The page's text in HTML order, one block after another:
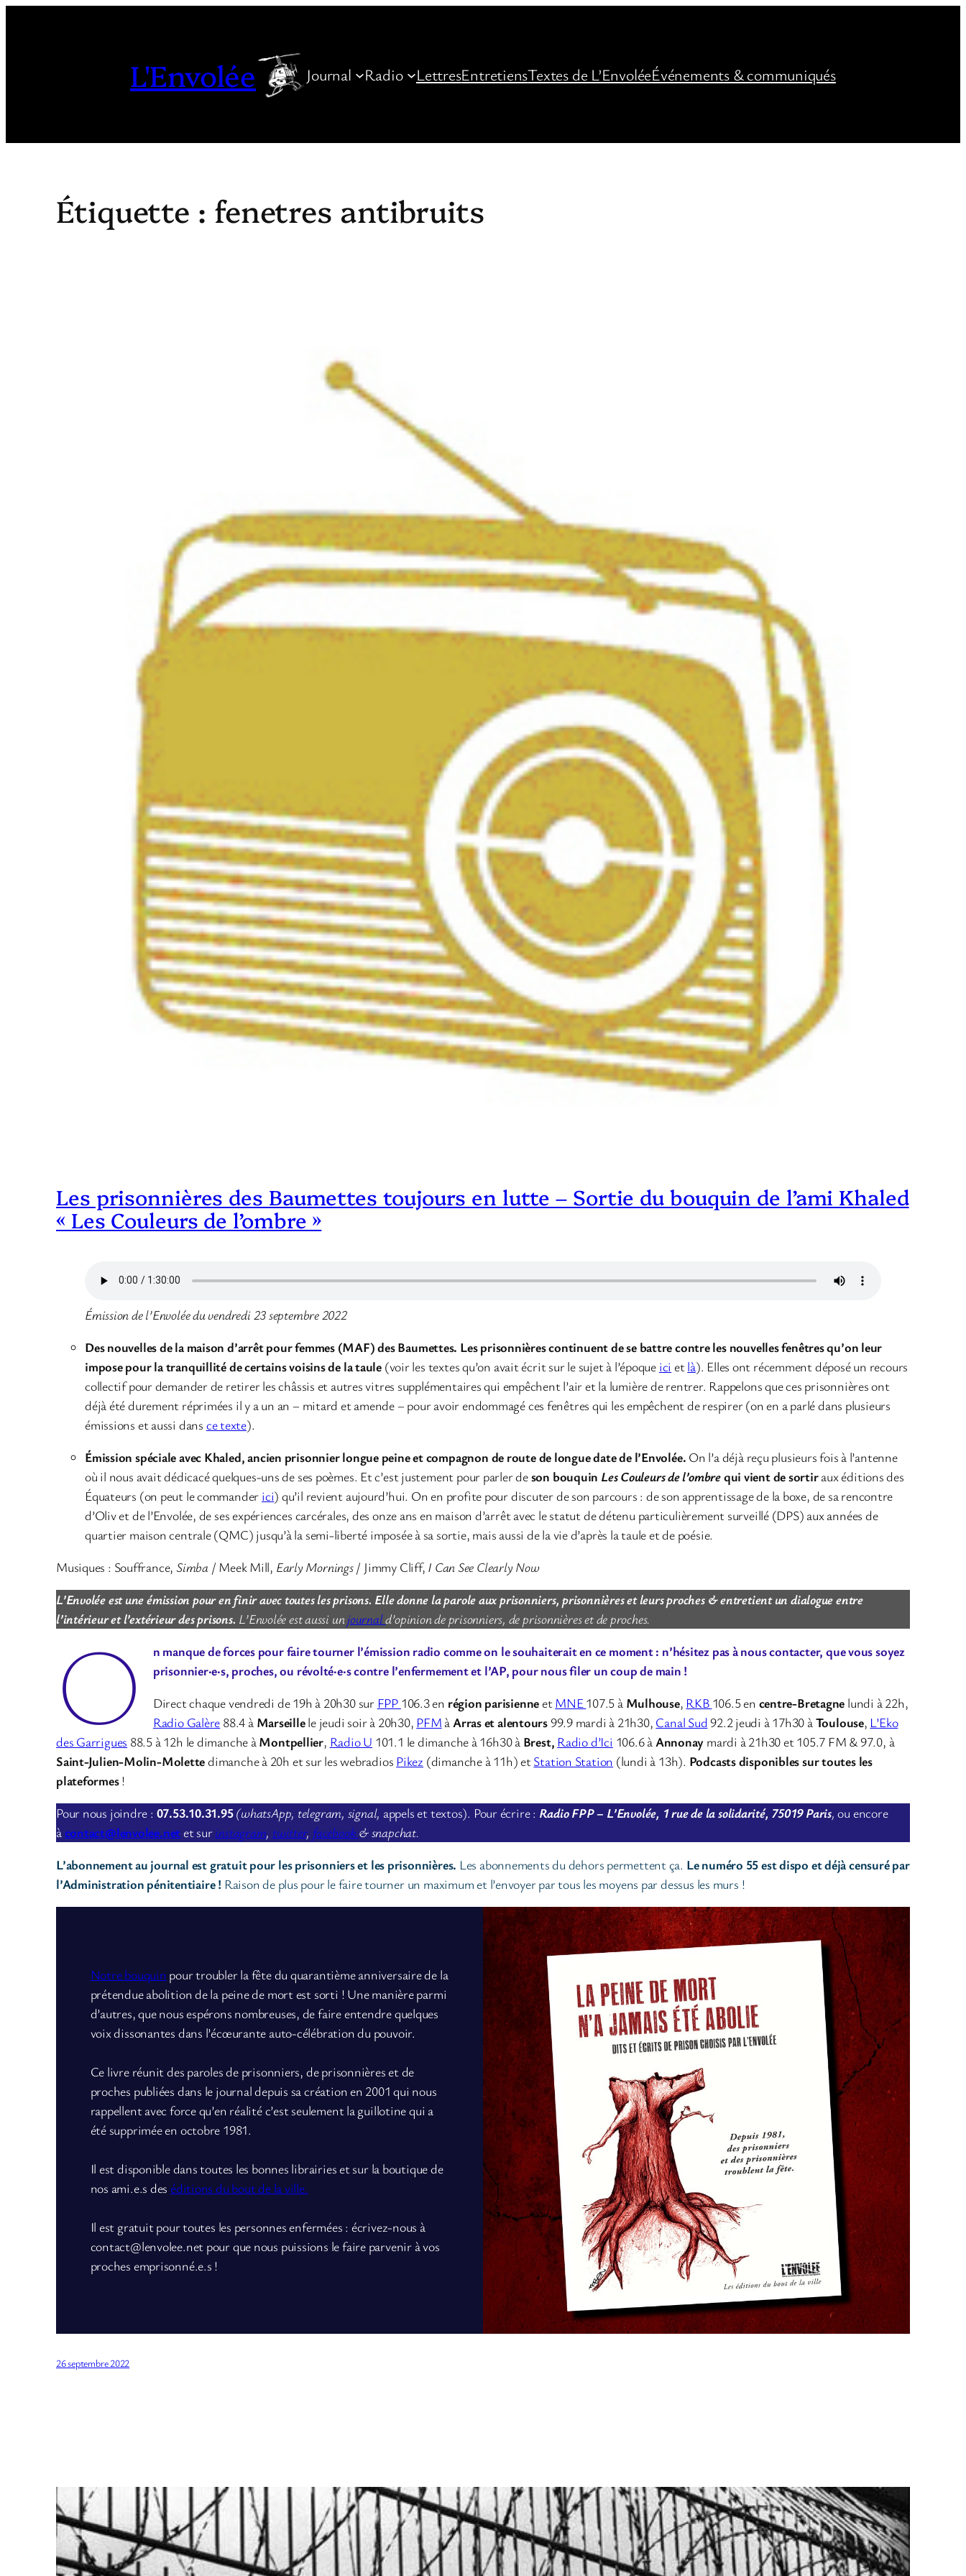
L'Envolée Journal Radio LettresEntretiensTextes de L’EnvoléeÉvénements & communiqués
Étiquette : fenetres antibruits
Les prisonnières des Baumettes toujours en lutte – Sortie du bouquin de l’ami Khaled
« Les Couleurs de l’ombre »
Émission de l’Envolée du vendredi 23 septembre 2022
Des nouvelles de la maison d’arrêt pour femmes (MAF) des Baumettes. Les prisonnières continuent de se battre contre les nouvelles fenêtres qu’on leur
impose pour la tranquillité de certains voisins de la taule (voir les textes qu’on avait écrit sur le sujet à l’époque ici et là). Elles ont récemment déposé un recours
collectif pour demander de retirer les châssis et autres vitres supplémentaires qui empêchent l’air et la lumière de rentrer. Rappelons que ces prisonnières ont
déjà été durement réprimées il y a un an – mitard et amende – pour avoir endommagé ces fenêtres qui les empêchent de respirer (on en a parlé dans plusieurs
émissions et aussi dans ce texte).
Émission spéciale avec Khaled, ancien prisonnier longue peine et compagnon de route de longue date de l’Envolée. On l’a déjà reçu plusieurs fois à l’antenne
où il nous avait dédicacé quelques-uns de ses poèmes. Et c’est justement pour parler deson bouquin Les Couleurs de l’ombrequi vient de sortiraux éditions des
Équateurs (on peut le commander ici) qu’il revient aujourd’hui. On en profite pour discuter de son parcours : de son apprentissage de la boxe, de sa rencontre
d’Oliv et de l’Envolée, de ses expériences carcérales, des onze ans en maison d’arrêt avec le statut de détenu particulièrement surveillé (DPS) aux années de
quartier maison centrale (QMC) jusqu’à la semi-liberté imposée à sa sortie, mais aussi de la vie d’après la taule et de poésie.
Musiques : Souffrance, Simba/ Meek Mill, Early Mornings/ Jimmy Cliff, I Can See Clearly Now
L’Envolée est une émission pour en finir avec toutes les prisons. Elle donne la parole aux prisonniers, prisonnières et leurs proches & entretient un dialogue entre
l’intérieur et l’extérieur des prisons. L’Envolée est aussi unjournald’opinion de prisonniers, de prisonnières et de proches.
O
n manque de forces pour faire tourner l’émission radio comme on le souhaiterait en ce moment : n’hésitez pas à nous contacter, que vous soyez
prisonnier·e·s, proches, ou révolté·e·s contre l’enfermement et l’AP, pour nous filer un coup de main !
Direct chaque vendredi de 19h à 20h30 sur FPP 106.3 en région parisienne et MNE 107.5 à Mulhouse, RKB 106.5 en centre-Bretagne lundi à 22h,
Radio Galère 88.4 à Marseillele jeudi soir à 20h30, PFM à Arras et alentours 99.9 mardi à 21h30, Canal Sud 92.2 jeudi à 17h30 à Toulouse, L’Eko
des Garrigues 88.5 à 12h le dimanche à Montpellier, Radio U 101.1 le dimanche à 16h30 à Brest, Radio d’Ici 106.6 à Annonay mardi à 21h30 et 105.7 FM & 97.0, à
Saint-Julien-Molin-Molettedimanche à 20h et sur les webradios Pikez (dimanche à 11h) et Station Station (lundi à 13h). Podcasts disponibles sur toutes les
plateformes!
Pour nous joindre : 07.53.10.31.95(whatsApp, telegram, signal, appels et textos). Pour écrire : Radio FPP – L’Envolée, 1 rue de la solidarité, 75019 Paris, ou encore
à contact@lenvolee.net et sur instagram, twitter, facebook & snapchat.
L’abonnement au journal est gratuit pour les prisonniers et les prisonnières. Les abonnements du dehors permettent ça. Le numéro 55 est dispo et déjà censuré par
l’Administration pénitentiaire ! Raison de plus pour le faire tourner un maximum et l’envoyer par tous les moyens par dessus les murs !
Notre bouquin pour troubler la fête du quarantième anniversaire de la
prétendue abolition de la peine de mort est sorti ! Une manière parmi
d’autres, que nous espérons nombreuses, de faire entendre quelques
voix dissonantes dans l’écœurante auto-célébration du pouvoir.
Ce livre réunit des paroles de prisonniers, de prisonnières et de
proches publiées dans le journal depuis sa création en 2001 qui nous
rappellent avec force qu’en réalité c’est seulement la guillotine qui a
été supprimée en octobre 1981.
Il est disponible dans toutes les bonnes librairies et sur la boutique de
nos ami.e.s des éditions du bout de la ville.
Il est gratuit pour toutes les personnes enfermées : écrivez-nous à
contact@lenvolee.net pour que nous puissions le faire parvenir à vos
proches emprisonné.e.s !
26 septembre 2022